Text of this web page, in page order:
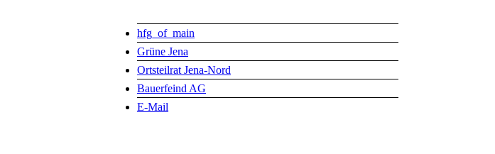
hfg_of_main
Grüne Jena
Ortsteilrat Jena-Nord
Bauerfeind AG
E-Mail